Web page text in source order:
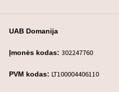
UAB Domanija
Įmonės kodas:302247760
PVM kodas:LT100004406110